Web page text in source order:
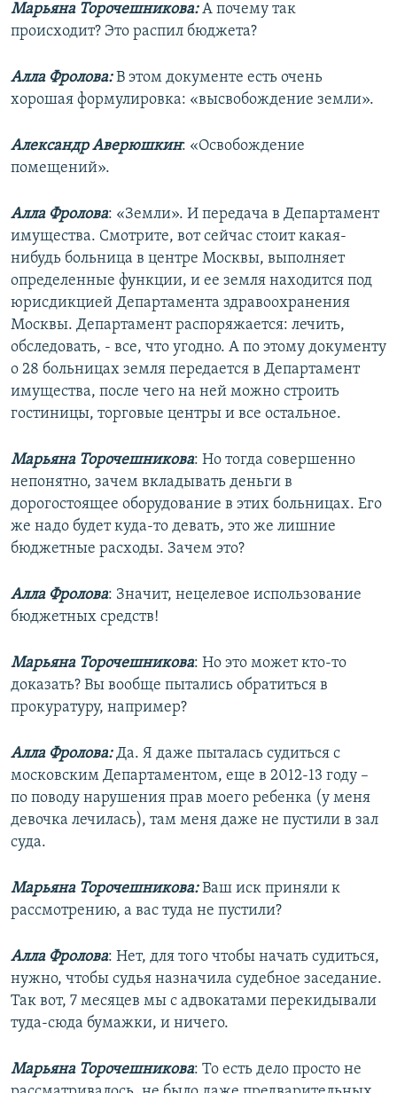
Марьяна Торочешникова:А почему так
происходит? Это распил бюджета?
Алла Фролова:В этом документе есть очень
хорошая формулировка: «высвобождение земли».
Александр Аверюшкин: «Освобождение
помещений».
Алла Фролова: «Земли». И передача в Департамент
имущества. Смотрите, вот сейчас стоит какая-
нибудь больница в центре Москвы, выполняет
определенные функции, и ее земля находится под
юрисдикцией Департамента здравоохранения
Москвы. Департамент распоряжается: лечить,
обследовать, - все, что угодно. А по этому документу
о 28 больницах земля передается в Департамент
имущества, после чего на ней можно строить
гостиницы, торговые центры и все остальное.
Марьяна Торочешникова: Но тогда совершенно
непонятно, зачем вкладывать деньги в
дорогостоящее оборудование в этих больницах. Его
же надо будет куда-то девать, это же лишние
бюджетные расходы. Зачем это?
Алла Фролова: Значит, нецелевое использование
бюджетных средств!
Марьяна Торочешникова: Но это может кто-то
доказать? Вы вообще пытались обратиться в
прокуратуру, например?
Алла Фролова:Да. Я даже пыталась судиться с
московским Департаментом, еще в 2012-13 году –
по поводу нарушения прав моего ребенка (у меня
девочка лечилась), там меня даже не пустили в зал
суда.
Марьяна Торочешникова:Ваш иск приняли к
рассмотрению, а вас туда не пустили?
Алла Фролова: Нет, для того чтобы начать судиться,
нужно, чтобы судья назначила судебное заседание.
Так вот, 7 месяцев мы с адвокатами перекидывали
туда-сюда бумажки, и ничего.
Марьяна Торочешникова: То есть дело просто не